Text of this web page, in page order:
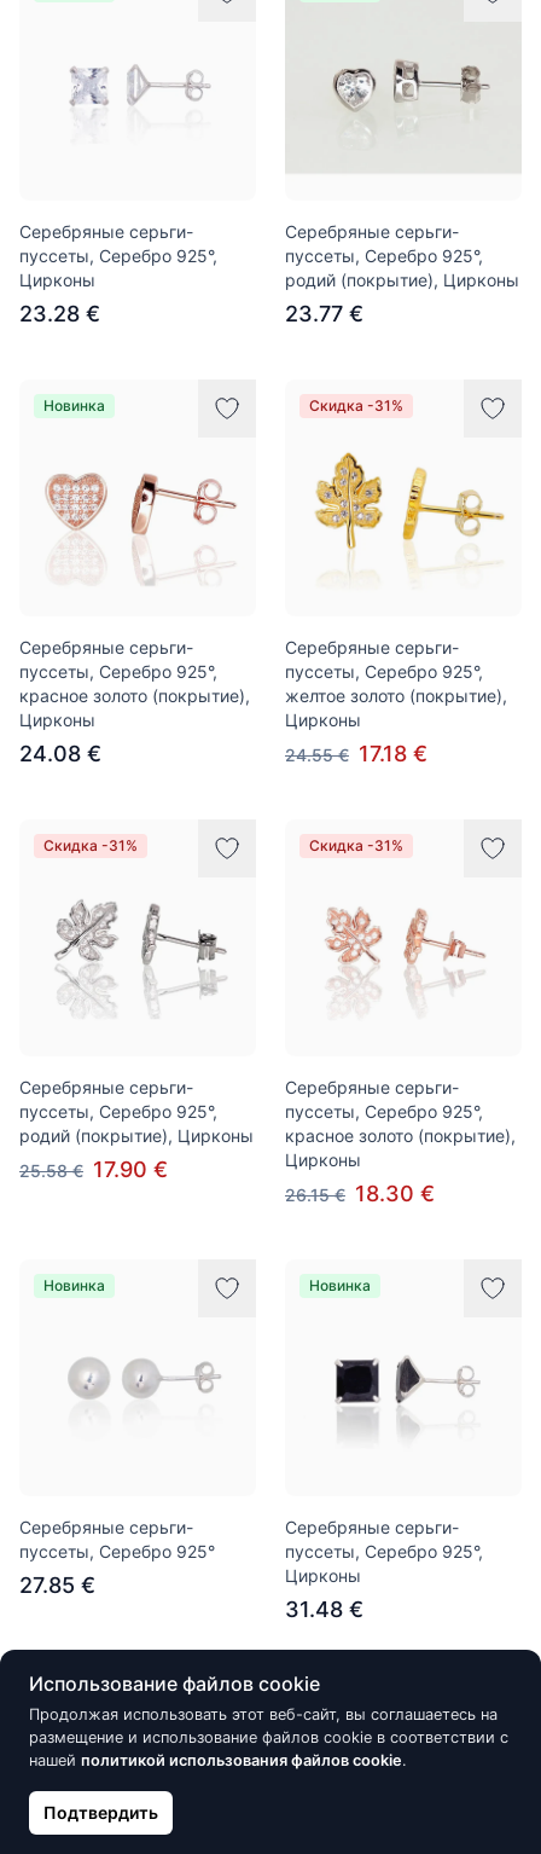
Серебряные серьги-
пуссеты, Серебро 925°,
Цирконы
23.28 €
Серебряные серьги-
пуссеты, Серебро 925°,
родий (покрытие), Цирконы
23.77 €
Новинка
Серебряные серьги-
пуссеты, Серебро 925°,
красное золото (покрытие),
Цирконы
24.08 €
Скидка -31%
Серебряные серьги-
пуссеты, Серебро 925°,
желтое золото (покрытие),
Цирконы
24.55 € 17.18 €
Скидка -31%
Серебряные серьги-
пуссеты, Серебро 925°,
родий (покрытие), Цирконы
25.58 € 17.90 €
Скидка -31%
Серебряные серьги-
пуссеты, Серебро 925°,
красное золото (покрытие),
Цирконы
26.15 € 18.30 €
Новинка
Серебряные серьги-
пуссеты, Серебро 925°
27.85 €
Новинка
Серебряные серьги-
пуссеты, Серебро 925°,
Цирконы
31.48 €
Использование файлов cookie
Продолжая использовать этот веб-сайт, вы соглашаетесь на
размещение и использование файлов cookie в соответствии с
нашей политикой использования файлов cookie.
Подтвердить